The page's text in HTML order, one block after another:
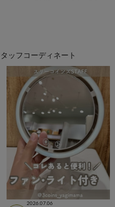
ッフコーディネート
2026.07.06